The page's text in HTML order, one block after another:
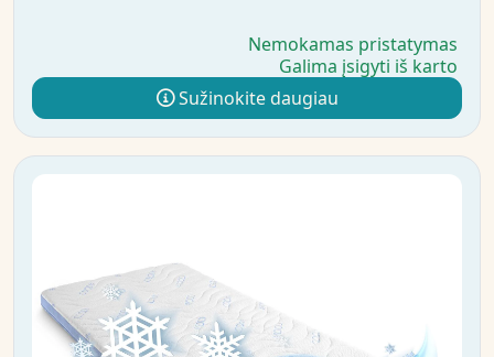
Nemokamas pristatymas
Galima įsigyti iš karto
Sužinokite daugiau